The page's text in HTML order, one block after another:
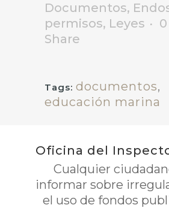
Documentos,
permisos, Leyes 0
Share
Tags: documentos,
educación marina
Oficina del
Cualquier
informar sobre
el uso de fondos